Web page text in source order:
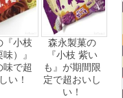
『小枝
味）』
味で超
い！
森永製菓の
『小枝 紫い
も』が期間限
定で超おいし
い！